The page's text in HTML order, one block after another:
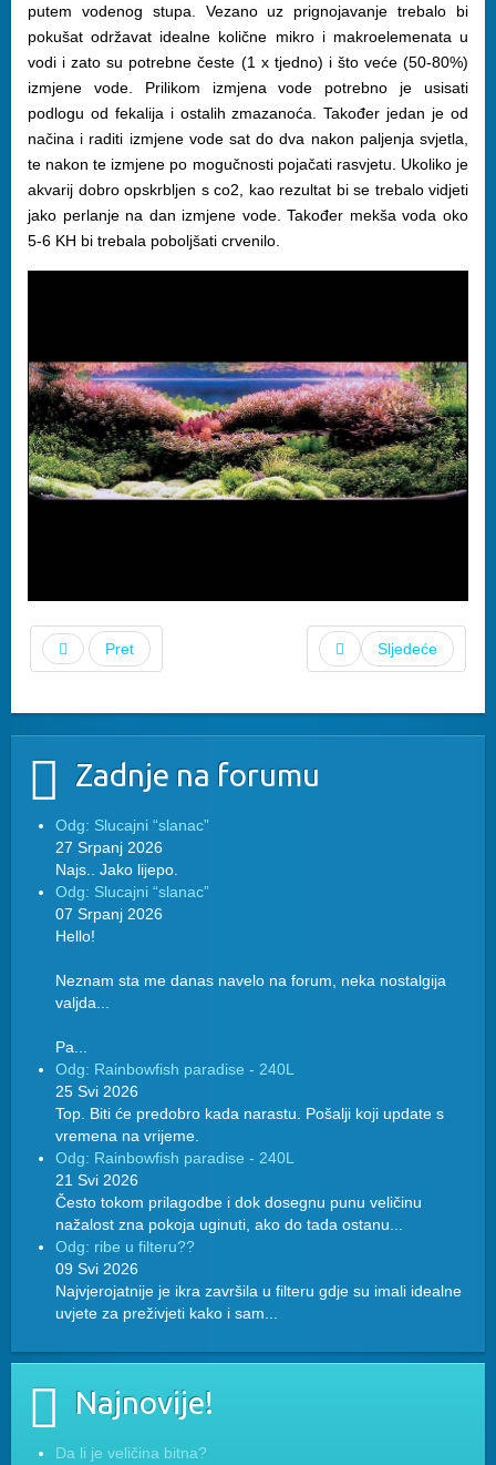
putem vodenog stupa. Vezano uz prignojavanje trebalo bi
pokušat održavat idealne količne mikro i makroelemenata u
vodi i zato su potrebne česte (1 x tjedno) i što veće (50-80%)
izmjene vode. Prilikom izmjena vode potrebno je usisati
podlogu od fekalija i ostalih zmazanoća. Također jedan je od
načina i raditi izmjene vode sat do dva nakon paljenja svjetla,
te nakon te izmjene po mogučnosti pojačati rasvjetu. Ukoliko je
akvarij dobro opskrbljen s co2, kao rezultat bi se trebalo vidjeti
jako perlanje na dan izmjene vode. Također mekša voda oko
5-6 KH bi trebala poboljšati crvenilo.
Pret Sljedeće
Zadnje na forumu
Odg: Slucajni “slanac”
27 Srpanj 2026
Najs.. Jako lijepo.
Odg: Slucajni “slanac”
07 Srpanj 2026
Hello!
Neznam sta me danas navelo na forum, neka nostalgija
valjda...
Pa...
Odg: Rainbowfish paradise - 240L
25 Svi 2026
Top. Biti će predobro kada narastu. Pošalji koji update s
vremena na vrijeme.
Odg: Rainbowfish paradise - 240L
21 Svi 2026
Često tokom prilagodbe i dok dosegnu punu veličinu
nažalost zna pokoja uginuti, ako do tada ostanu...
Odg: ribe u filteru??
09 Svi 2026
Najvjerojatnije je ikra završila u filteru gdje su imali idealne
uvjete za preživjeti kako i sam...
Najnovije!
Da li je veličina bitna?